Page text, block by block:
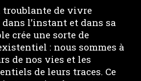
troublante de vivre
l’instant et dans sa
crée une sorte de
: nous sommes à
de nos vies et les
de leurs traces. Ce